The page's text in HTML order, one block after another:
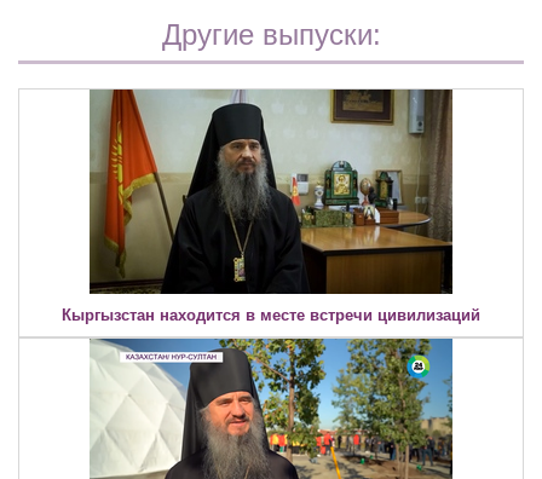
Другие выпуски:
Кыргызстан находится в месте встречи цивилизаций